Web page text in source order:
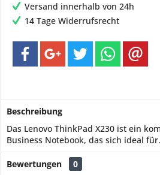
Versand innerhalb von 24h
14 Tage Widerrufsrecht
Beschreibung
Das Lenovo ThinkPad X230 ist ein
Business Notebook, das sich ideal
Bewertungen
0